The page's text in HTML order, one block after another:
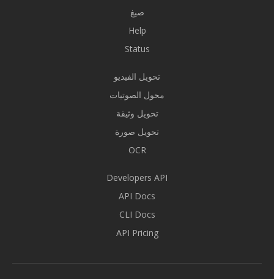
صيغ
Help
Status
تحويل الفيديو
محول الصوتيات
تحويل وثيقة
تحويل صورة
OCR
Developers API
API Docs
CLI Docs
API Pricing